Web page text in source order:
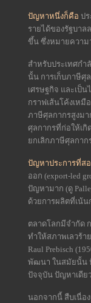
ปัญหาหนึ่งก็คือ ป
รายได้ของรัฐบาล
ขึ้น ซึ่งหมายความ
สำหรับประเทศก
นั้น การเก็บภาษีศุ
เศรษฐกิจ และเป็
กราฟเส้นโค้งเห
ภาษีศุลกากรสูงมา
ศุลกากรที่ก่อให้เกิ
ยกเลิกภาษีศุลกา
ปัญหาประการที่ส
ออก (export-led
ปัญหามาก (ดู
ด้วยการผลิตที่เน้น
ตลาดโลกมีจำกัด
ทำให้สภาพเลวร้า
Raul Prebisch
พัฒนา ในสมัยนั้น
ปัจจุบัน ปัญหาเดีย
นอกจากนี้ สืบเนื่อ